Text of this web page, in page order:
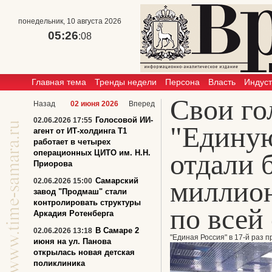
понедельник, 10 августа 2026
05:26:08
Главная тема Тренды недели Персона Власть
Свои
отдали
по всей
"Единая Россия" в 17-й раз
Назад 02 июня 2026
Вперед
02.06.2026 17:55 Голосовой ИИ-
агент от ИТ-холдинга Т1
работает в четырех
операционных ЦИТО им. Н.Н.
Приорова
02.06.2026 15:00 Самарский
завод "Продмаш" стали
контролировать структуры
Аркадия Ротенберга
02.06.2026 13:18 В Самаре 2
июня на ул. Панова
открылась новая детская
поликлиника